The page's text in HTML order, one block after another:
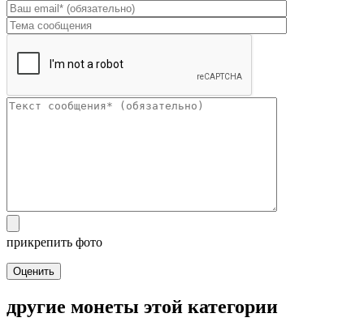
прикрепить фото
Оценить
другие монеты этой категории